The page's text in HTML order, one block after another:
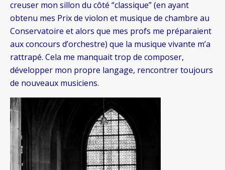
creuser mon sillon du côté “classique” (en ayant
obtenu mes Prix de violon et musique de chambre au
Conservatoire et alors que mes profs me préparaient
aux concours d’orchestre) que la musique vivante m’a
rattrapé. Cela me manquait trop de composer,
développer mon propre langage, rencontrer toujours
de nouveaux musiciens.